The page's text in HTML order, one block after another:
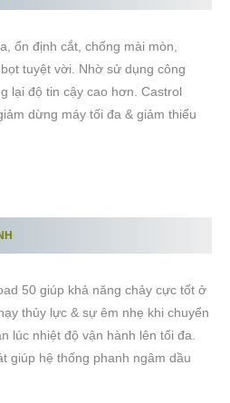
ổn định cắt, chống mài mòn,
tuyệt vời. Nhờ sử dụng công
lại độ tin cậy cao hơn. Castrol
dừng máy tối đa & giảm thiểu
50 giúp khả năng chảy cực tốt ở
thủy lực & sự êm nhẹ khi chuyển
lúc nhiệt độ vận hành lên tối đa.
giúp hệ thống phanh ngâm dầu